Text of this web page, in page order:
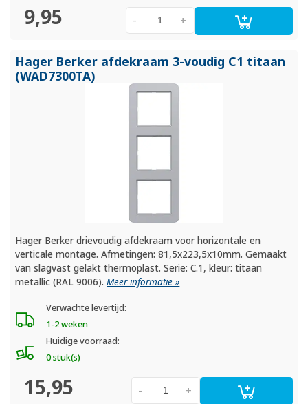
9,95 +
-
Hager Berker afdekraam 3-voudig C1 titaan
(WAD7300TA)
Hager Berker drievoudig afdekraam voor horizontale en
verticale montage. Afmetingen: 81,5x223,5x10mm. Gemaakt
van slagvast gelakt thermoplast. Serie: C.1, kleur: titaan
metallic (RAL 9006).Meer informatie »
Verwachte levertijd:
1-2 weken
Huidige voorraad:
0 stuk(s)
15,95 +
-